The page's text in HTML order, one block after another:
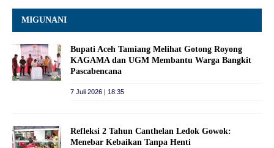
MIGUNANI
Bupati Aceh Tamiang Melihat Gotong Royong
KAGAMA dan UGM Membantu Warga Bangkit
Pascabencana
7 Juli 2026 | 18:35
Refleksi 2 Tahun Canthelan Ledok Gowok:
Menebar Kebaikan Tanpa Henti